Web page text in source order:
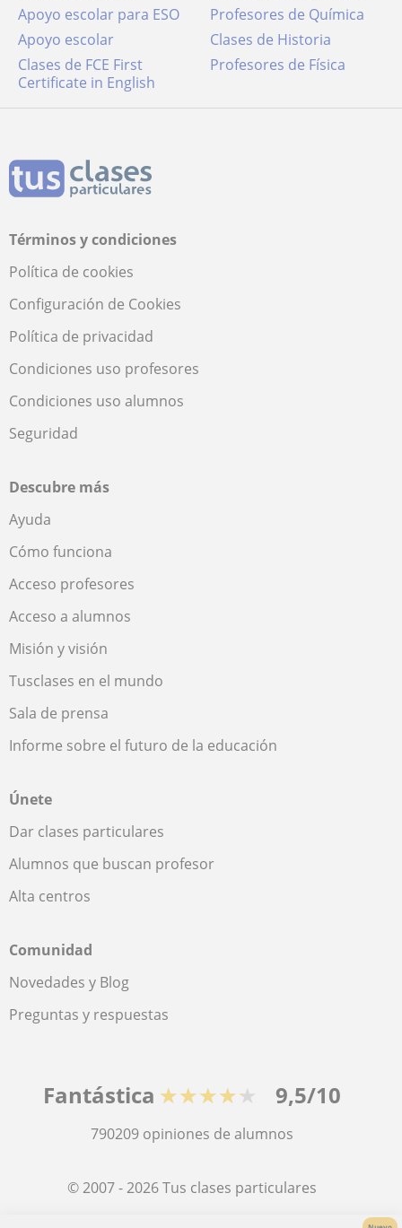
Apoyo escolar para ESO
Profesores de Química
Apoyo escolar
Clases de Historia
Clases de FCE First
Certificate in English
Profesores de Física
Términos y condiciones
Política de cookies
Configuración de Cookies
Política de privacidad
Condiciones uso profesores
Condiciones uso alumnos
Seguridad
Descubre más
Ayuda
Cómo funciona
Acceso profesores
Acceso a alumnos
Misión y visión
Tusclases en el mundo
Sala de prensa
Informe sobre el futuro de la educación
Únete
Dar clases particulares
Alumnos que buscan profesor
Alta centros
Comunidad
Novedades y Blog
Preguntas y respuestas
Fantástica ★★★★★ 9,5/10
790209 opiniones de alumnos
© 2007 - 2026 Tus clases particulares